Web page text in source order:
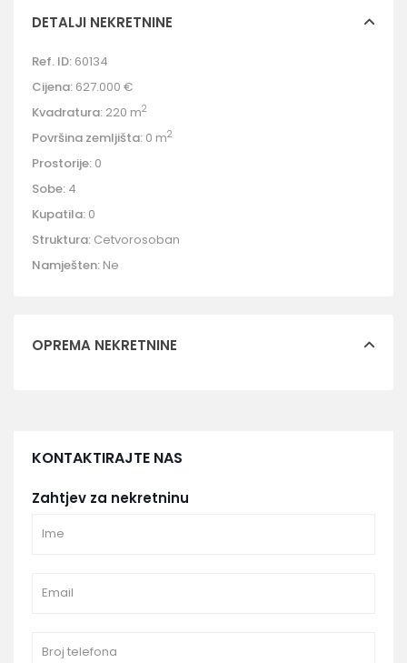
DETALJI NEKRETNINE
Ref. ID: 60134
Cijena: 627.000 €
Kvadratura: 220 m2
Površina zemljišta: 0 m2
Prostorije: 0
Sobe: 4
Kupatila: 0
Struktura: Cetvorosoban
Namješten: Ne
OPREMA NEKRETNINE
KONTAKTIRAJTE NAS
Zahtjev za nekretninu